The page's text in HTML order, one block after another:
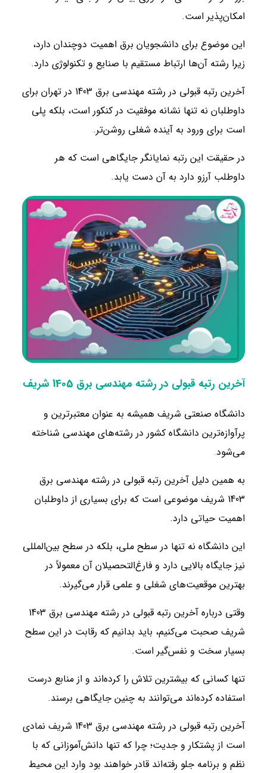
امکان‌پذیر است.
این موضوع برای دانشجویان برق اهمیت دوچندان دارد،
زیرا رشته آن‌ها ارتباط مستقیم با صنایع و تکنولوژی دارد.
آخرین رتبه قبولی در رشته مهندسی برق 1403 در تهران برای
داوطلبان نه تنها نشانه موفقیت در کنکور است، بلکه پلی
است برای ورود به آینده شغلی روشن‌تر.
در حقیقت این رتبه نمایانگر جایگاهی است که هر
داوطلب آرزو دارد به آن دست یابد.
آخرین رتبه قبولی در رشته مهندسی برق 1405 شریف
دانشگاه صنعتی شریف همیشه به عنوان معتبرترین و
پرآوازه‌ترین دانشگاه کشور در رشته‌های مهندسی شناخته
می‌شود.
به همین دلیل آخرین رتبه قبولی در رشته مهندسی برق
1403 شریف موضوعی است که برای بسیاری از داوطلبان
اهمیت حیاتی دارد.
این دانشگاه نه تنها در سطح ملی، بلکه در سطح بین‌المللی
نیز جایگاه بالایی دارد و فارغ‌التحصیلان آن معمولاً در
بهترین موقعیت‌های شغلی و علمی قرار می‌گیرند.
وقتی درباره آخرین رتبه قبولی در رشته مهندسی برق 1403
شریف صحبت می‌کنیم، باید بدانیم که رقابت در این سطح
بسیار سخت و نفس‌گیر است.
تنها کسانی که بیشترین تلاش را کرده‌اند و از منابع درست
استفاده کرده‌اند می‌توانند به چنین جایگاهی برسند.
آخرین رتبه قبولی در رشته مهندسی برق 1403 شریف نمادی
است از پشتکار و جدیت؛ چرا که تنها دانش‌آموزانی که با
نظم و برنامه جلو رفته‌اند قادر خواهند بود وارد این محیط